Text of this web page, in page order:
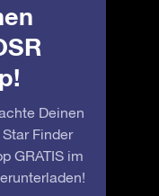
Deinen
Finder
GRATIS im